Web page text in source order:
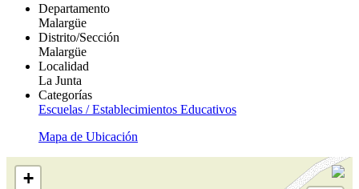
Departamento
Malargüe
Distrito/Sección
Malargüe
Localidad
La Junta
Categorías
Escuelas / Establecimientos Educativos
Mapa de Ubicación
+